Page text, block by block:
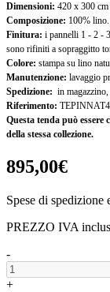
Dimensioni: 420 x 300 cm
Composizione: 100%
Finitura: i pannelli 1 - 2 -
sono rifiniti a sopraggitto
Colore: stampa su lino
Manutenzione: lavaggio
Spedizione: in
Riferimento:
Questa tenda può essere
della stessa collezione.
895,00€
Spese di spedizione
PREZZO IVA
-
+